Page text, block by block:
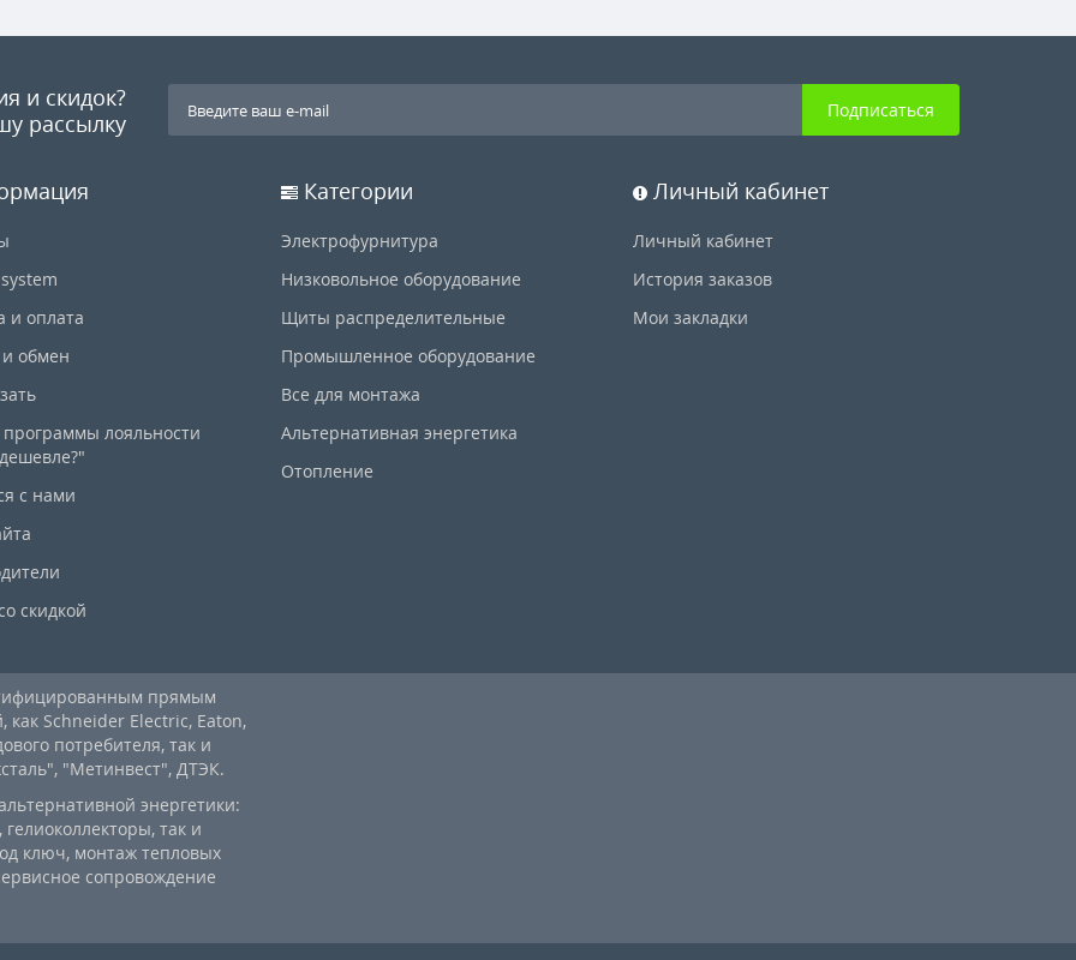
и скидок?
рассылку
Подписаться
и оплата
обмен
лояльности
с нами
скидкой
Категории
Электрофурнитура
Низковольное оборудование
Щиты распределительные
Промышленное оборудование
Все для монтажа
Альтернативная энергетика
Отопление
Личный кабинет
Личный кабинет
История заказов
Мои закладки
прямым
Schneider Electric, Eaton,
потребителя, так и
"Метинвест", ДТЭК.
энергетики:
так и
ключ, монтаж тепловых
сопровождение